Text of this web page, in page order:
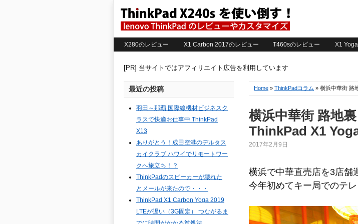
X280のレビュー X1 Carbon 2017のレビュー T460sのレビュー X1
[PR] 当サイトではアフィリエイト広告を利用しています
Home » ThinkPadコラム » 横浜中華街 路
横浜中華街 路地
ThinkPad X1
2017年2月9日
横浜で中華直売店を3店舗
今年初めてキー局でのテ
最近の投稿
羽田～那覇 国際線機材ビジネスク
ラスで快適お仕事中 ThinkPad
X13
ありがとう！成田空港のデルタス
カイクラブ ハワイでリモートワー
クへ旅立ち！？
ThinkPadのスピーカーが壊れた
とメールが来たので・・・
ThinkPad X1 Carbon Yoga 2019
LTEが遅い（3G固定） つながるま